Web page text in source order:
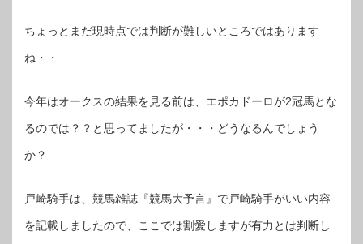
ちょっとまだ現時点では判断が難しいところではあります
ね・・
今年はオークスの結果を見る前は、エポカドーロが2冠馬とな
るのでは？？と思ってましたが・・・どうなるんでしょう
か？
戸崎騎手は、競馬雑誌『競馬大予言』で戸崎騎手がいい内容
を記載しましたので、ここでは割愛しますが有力とは判断し